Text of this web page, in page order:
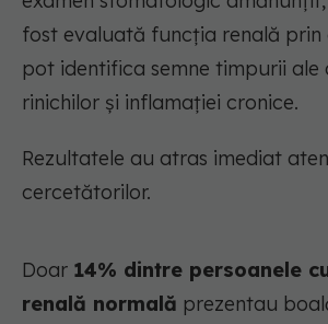
fost evaluată funcția renală prin
pot identifica semne timpurii ale
rinichilor și inflamației cronice.
Rezultatele au atras imediat
cercetătorilor.
Doar 14% dintre persoanele
renală normală prezentau